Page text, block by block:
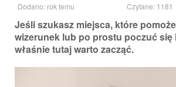
Dodano: rok temu Czytane: 1181
Jeśli szukasz miejsca, które
wizerunek lub po prostu poczuć się
właśnie tutaj warto zacząć.